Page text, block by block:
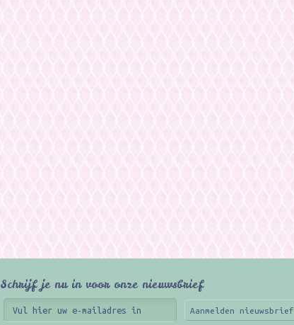
Schrijf je nu in voor onze nieuwsbrief
Aanmelden nieuwsbrief